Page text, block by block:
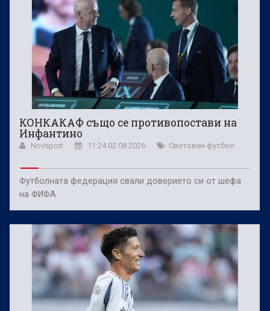
КОНКАКАФ също се противопостави на
Инфантино
Novsport 11:24 02.08.2026 Световен футбол
Футболната федерация свали доверието си от шефа
на ФИФА